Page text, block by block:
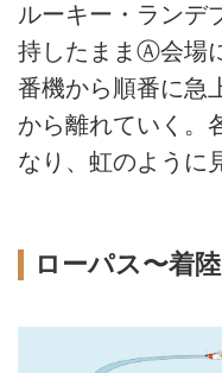
ルーキー・ランデ
持したままⒶ会場
番機から順番に急
から離れていく。
なり、虹のように
ローパス〜着陸